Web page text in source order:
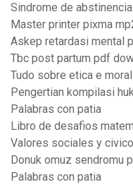
Sindrome de
Master printer pixma
Askep retardasi mental
Tbc post partum pdf
Tudo sobre etica e
Pengertian kompilasi
Palabras con patia
Libro de desafios
Valores sociales y
Donuk omuz sendromu
Palabras con patia